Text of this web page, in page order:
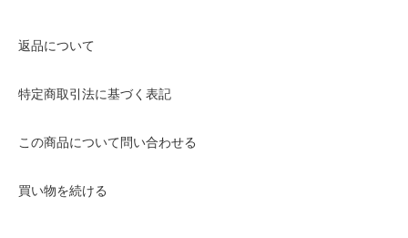
返品について
特定商取引法に基づく表記
この商品について問い合わせる
買い物を続ける